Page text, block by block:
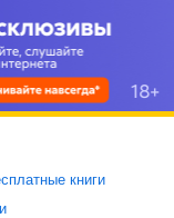
книги